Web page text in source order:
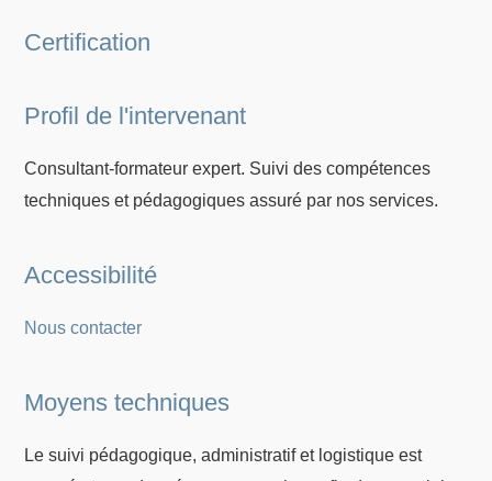
Certification
Profil de l'intervenant
Consultant-formateur expert. Suivi des compétences
techniques et pédagogiques assuré par nos services.
Accessibilité
Nous contacter
Moyens techniques
Le suivi pédagogique, administratif et logistique est